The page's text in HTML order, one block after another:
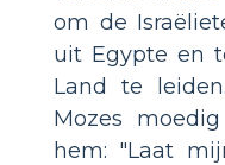
om de
uit Egypte en
Land te
Mozes
hem: "Laat